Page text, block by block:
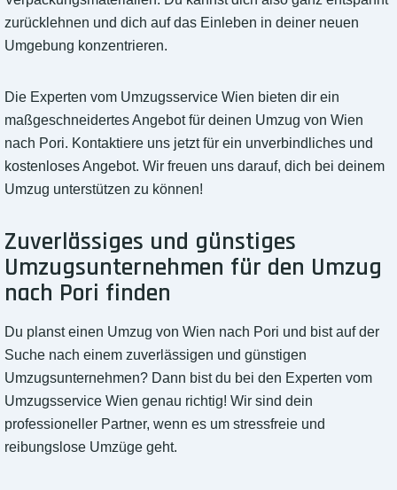
zurücklehnen und dich auf das Einleben in deiner neuen
Umgebung konzentrieren.
Die Experten vom Umzugsservice Wien bieten dir ein
maßgeschneidertes Angebot für deinen Umzug von Wien
nach Pori. Kontaktiere uns jetzt für ein unverbindliches und
kostenloses Angebot. Wir freuen uns darauf, dich bei deinem
Umzug unterstützen zu können!
Zuverlässiges und günstiges
Umzugsunternehmen für den Umzug
nach Pori finden
Du planst einen Umzug von Wien nach Pori und bist auf der
Suche nach einem zuverlässigen und günstigen
Umzugsunternehmen? Dann bist du bei den Experten vom
Umzugsservice Wien genau richtig! Wir sind dein
professioneller Partner, wenn es um stressfreie und
reibungslose Umzüge geht.